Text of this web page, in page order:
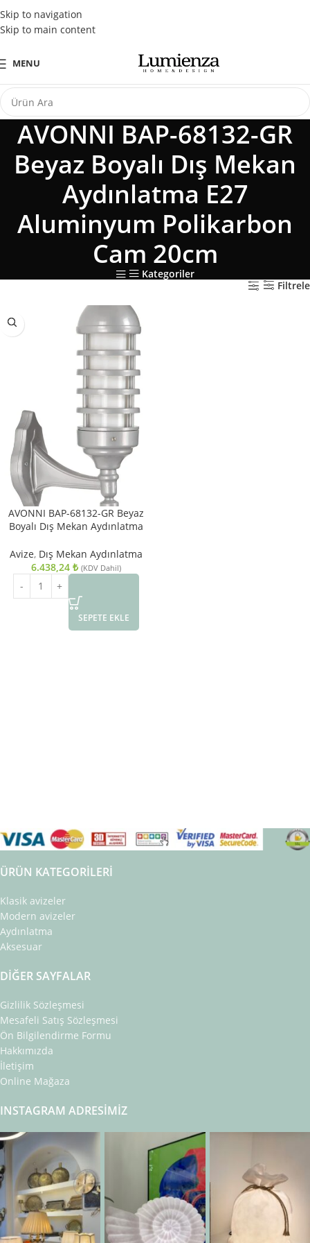
Skip to navigation
Skip to main content
Tüm Kredi Kartlarına Peşin Fiyatına 3 Taksit Fırsatı
MENU
AVONNI BAP-68132-GR
Beyaz Boyalı Dış Mekan
Aydınlatma E27
Aluminyum Polikarbon
Cam 20cm
Kategoriler
Filtrele
AVONNI BAP-68132-GR Beyaz
Boyalı Dış Mekan Aydınlatma
20cm
Avize, Dış Mekan Aydınlatma
6.438,24 ₺ (KDV Dahil)
SEPETE EKLE
ÜRÜN KATEGORILERI
Klasik avizeler
Modern avizeler
Aydınlatma
Aksesuar
DIĞER SAYFALAR
Gizlilik Sözleşmesi
Mesafeli Satış Sözleşmesi
Ön Bilgilendirme Formu
Hakkımızda
İletişim
Online Mağaza
INSTAGRAM ADRESIMIZ